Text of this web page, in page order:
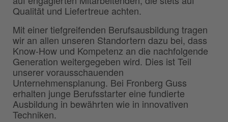
Qualität und Liefertreue achten.
Mit einer tiefgreifenden Berufsausbildung tragen
wir an allen unseren Standortern dazu bei, dass
Know-How und Kompetenz an die nachfolgende
Generation weitergegeben wird. Dies ist Teil
unserer vorausschauenden
Unternehmensplanung. Bei Fronberg Guss
erhalten junge Berufsstarter eine fundierte
Ausbildung in bewährten wie in innovativen
Techniken.